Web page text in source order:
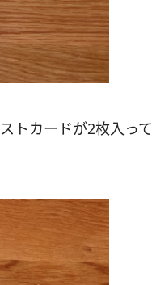
トカードが2枚入って